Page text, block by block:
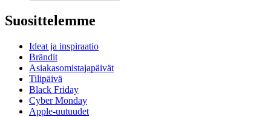
Suosittelemme
Ideat ja inspiraatio
Brändit
Asiakasomistajapäivät
Tilipäivä
Black Friday
Cyber Monday
Apple-uutuudet